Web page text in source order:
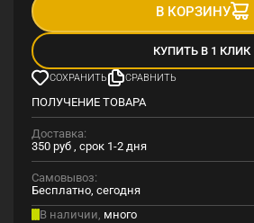
В КОРЗИНУ
КУПИТЬ В 1 КЛИК
СОХРАНИТЬ СРАВНИТЬ
ПОЛУЧЕНИЕ ТОВАРА
Доставка:
350 руб , срок 1-2 дня
Самовывоз:
Бесплатно, сегодня
В наличии, много